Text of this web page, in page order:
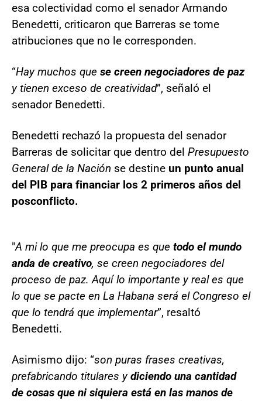
esa colectividad como el senador Armando
Benedetti, criticaron que Barreras se tome
atribuciones que no le corresponden.
“Hay muchos que se creen negociadores de paz
y tienen exceso de creatividad”, señaló el
senador Benedetti.
Benedetti rechazó la propuesta del senador
Barreras de solicitar que dentro del Presupuesto
General de la Nación se destine un punto anual
del PIB para financiar los 2 primeros años del
posconflicto.
"A mi lo que me preocupa es que todo el mundo
anda de creativo, se creen negociadores del
proceso de paz. Aquí lo importante y real es que
lo que se pacte en La Habana será el Congreso el
que lo tendrá que implementar”, resaltó
Benedetti.
Asimismo dijo: “son puras frases creativas,
prefabricando titulares ydiciendo una cantidad
de cosas que ni siquiera está en las manos de